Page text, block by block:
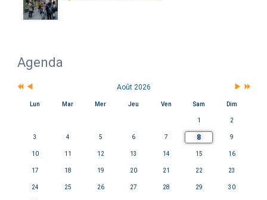
Agenda
Août 2026
Lun Mar Mer Jeu Ven Sam Dim
1 2
3 4 5 6 7 8 9
10 11 12 13 14 15 16
17 18 19 20 21 22 23
24 25 26 27 28 29 30